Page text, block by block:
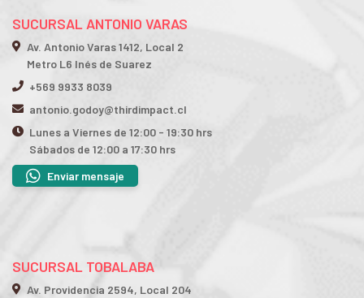
SUCURSAL ANTONIO VARAS
Av. Antonio Varas 1412, Local 2
Metro L6 Inés de Suarez
+569 9933 8039
antonio.godoy@thirdimpact.cl
Lunes a Viernes de 12:00 - 19:30 hrs
Sábados de 12:00 a 17:30 hrs
Enviar mensaje
SUCURSAL TOBALABA
Av. Providencia 2594, Local 204